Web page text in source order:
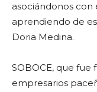
asociándonos con
aprendiendo de
Doria Medina.
SOBOCE, que
empresarios